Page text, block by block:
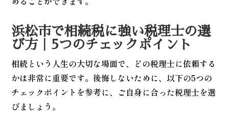
浜松市で相続税に強い税理士の選
び方｜5つのチェックポイント
相続という人生の大切な場面で、どの税理士に依頼する
かは非常に重要です。後悔しないために、以下の5つの
チェックポイントを参考に、ご自身に合った税理士を選
びましょう。